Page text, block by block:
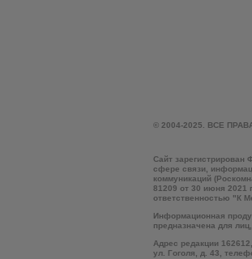
© 2004-2025. ВСЕ
Сайт зарегистрирован
сфере связи,
коммуникаций
81209 от 30 июня 2021
ответственностью "К
Информационная
предназначена для
Адрес редакции
ул. Гоголя, д. 43,